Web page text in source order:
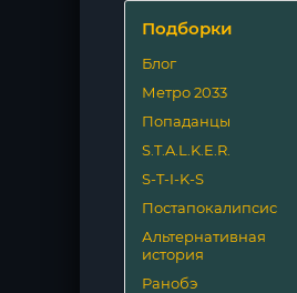
Подборки
Блог
Метро 2033
Попаданцы
S.T.A.L.K.E.R.
S-T-I-K-S
Постапокалипсис
Альтернативная
история
Ранобэ